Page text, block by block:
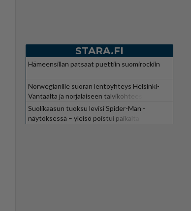
STARA.FI
Hämeensillan patsaat puettiin suomirockiin
Norwegianille suoran lentoyhteys Helsinki-
Vantaalta ja norjalaiseen talvikohteeseen
Suolikaasun tuoksu levisi Spider-Man -
näytöksessä – yleisö poistui paikalta